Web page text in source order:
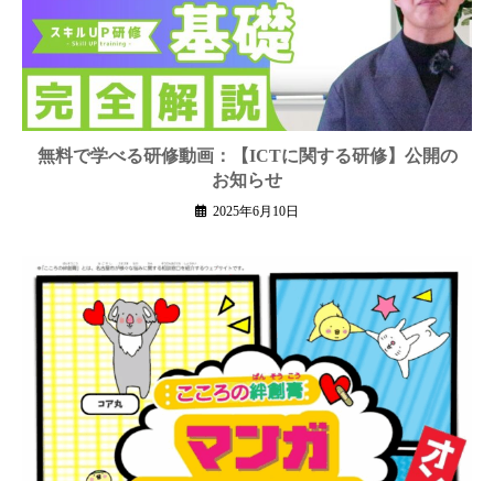
無料で学べる研修動画：【ICTに関する研修】公開の
お知らせ
2025年6月10日